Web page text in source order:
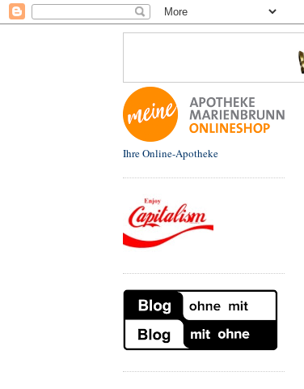
Ihre Online-Apotheke